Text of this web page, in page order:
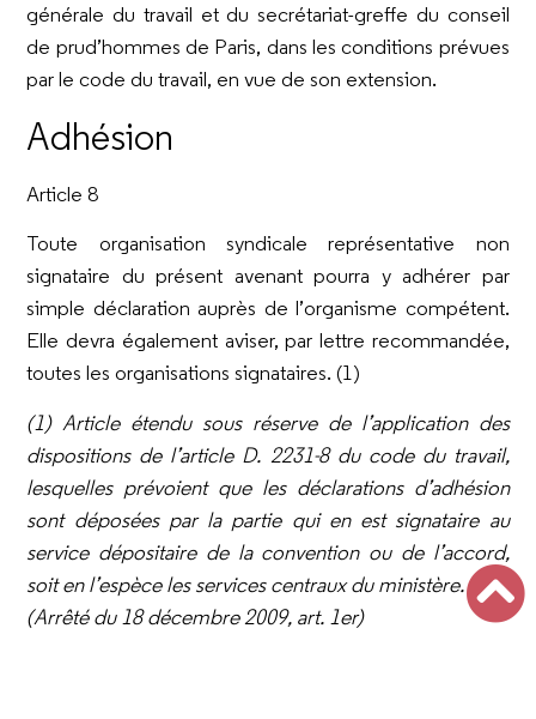
générale du travail et du secrétariat-greffe du conseil
de prud’hommes de Paris, dans les conditions prévues
par le code du travail, en vue de son extension.
Adhésion
Article 8
Toute organisation syndicale représentative non
signataire du présent avenant pourra y adhérer par
simple déclaration auprès de l’organisme compétent.
Elle devra également aviser, par lettre recommandée,
toutes les organisations signataires. (1)
(1) Article étendu sous réserve de l’application des
dispositions de l’article D. 2231-8 du code du travail,
lesquelles prévoient que les déclarations d’adhésion
sont déposées par la partie qui en est signataire au
service dépositaire de la convention ou de l’accord,
soit en l’espèce les services centraux du ministère.
(Arrêté du 18 décembre 2009, art. 1er)